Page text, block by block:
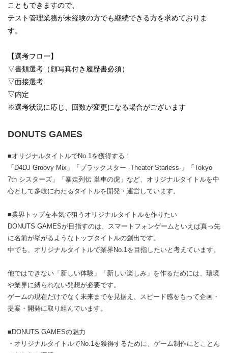
こともできますので、
テスト管理業務が未経験の方でも継続できる方を求めておりま
す。
【選考フロー】
▽書類選考（顔写真付き履歴書必須）
▽面接選考
▽内定
※選考状況に応じ、回数が変更になる場合がございます
DONUTS GAMES
■オリジナルタイトルでNo.1を獲得する！
「D4DJ Groovy Mix」「ブラックスター -Theater Starless-」「Tokyo
7th シスターズ」「暴走列伝 単車の虎」など、オリジナルタイトルを中
心として多岐にわたるタイトルを開発・運営しています。
■業界トップを本気で狙うオリジナルタイトルを作りたい
DONUTS GAMESが目指すのは、スマートフォンゲームといえば真っ先
に名前が挙がるようなトップタイトルの創出です。
中でも、オリジナルタイトルで業界No.1を目指したいと考えています。
他ではできない「新しい体験」「新しい楽しみ」を作るためには、環境
や業界に縛られない発想が必要です。
ゲームの現在だけでなく未来までを見据え、スピード感をもって企画・
提案・開発に取り組んでいます。
■DONUTS GAMESの魅力
・オリジナルタイトルでNo.1を獲得するために、ゲーム制作にとことん